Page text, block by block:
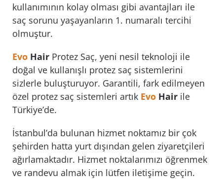
kullanımının kolay olması gibi avantajları ile
saç sorunu yaşayanların 1. numaralı tercihi
olmuştur.
Evo Hair Protez Saç, yeni nesil teknoloji ile
doğal ve kullanışlı protez saç sistemlerini
sizlerle buluşturuyor. Garantili, fark edilmeyen
özel protez saç sistemleri artık Evo Hair ile
Türkiye’de.
İstanbul’da bulunan hizmet noktamız bir çok
şehirden hatta yurt dışından gelen ziyaretçileri
ağırlamaktadır. Hizmet noktalarımızı öğrenmek
ve randevu almak için lütfen iletişime geçin.